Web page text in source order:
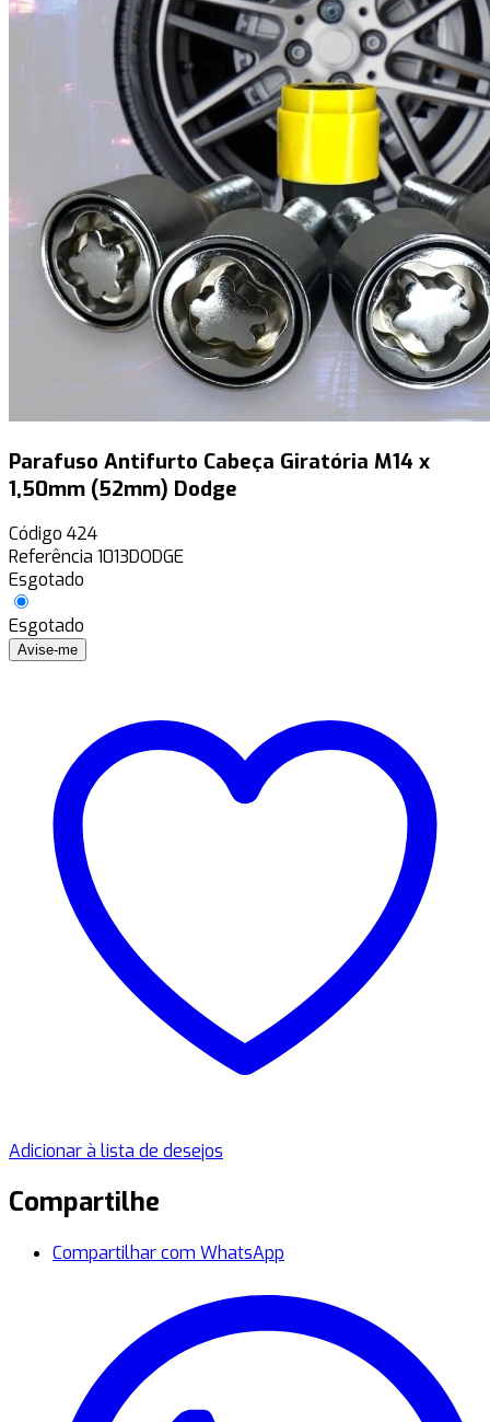
Parafuso Antifurto Cabeça Giratória M14 x
1,50mm (52mm) Dodge
Código 424
Referência 1013DODGE
Esgotado
Esgotado
Avise-me
Adicionar à lista de desejos
Compartilhe
Compartilhar com WhatsApp